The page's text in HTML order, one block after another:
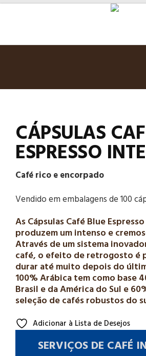
CÁPSULAS
ESPRESSO
Café rico e encorpado
Vendido em embalagens de 100
As Cápsulas Café Blue
produzem um intenso e
Através de um sistema
café, o efeito de retrogosto é
durar até muito depois do
100% Arábica tem como base
Brasil e da América do Sul e
seleção de cafés robustos do
Adicionar à Lista de Desejos
SERVIÇOS DE CAFÉ